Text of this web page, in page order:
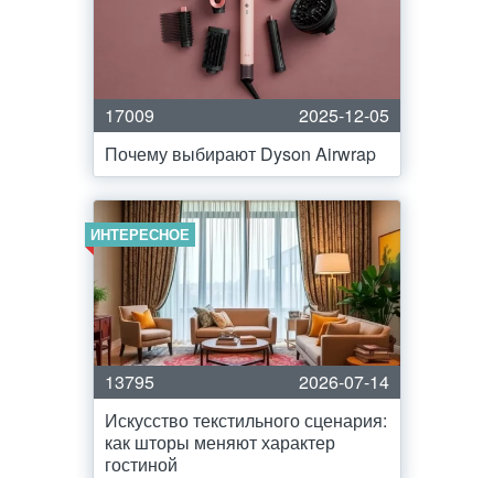
17009
2025-12-05
Почему выбирают Dyson Airwrap
ИНТЕРЕСНОЕ
13795
2026-07-14
Искусство текстильного сценария:
как шторы меняют характер
гостиной